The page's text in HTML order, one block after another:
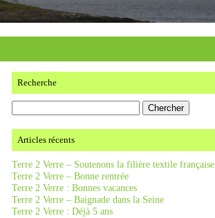
Recherche
Articles récents
Terre 2 Verre – Soutenons la filière textile française
Terre 2 Verre – Bonne rentrée
Terre 2 Verre : Bonnes vacances
Terre 2 Verre – Baignade dans la Seine
Terre 2 Verre : Déjà 5 ans